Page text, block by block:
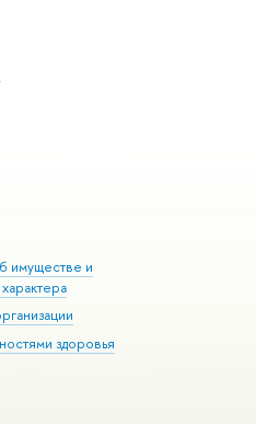
имуществе и
здоровья